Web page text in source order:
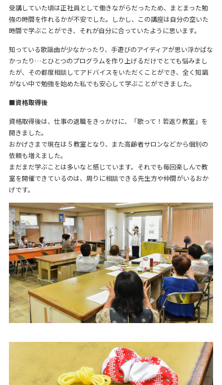
受講していた頃は正社員として働きながらだったため、まとまった勉
強の時間を作れるかが不安でした。しかし、この講座は自分の空いた
時間で学ぶことができ、それが自分に合っていたように思います。
知っている歌謡曲が少なかったり、手遊びのアイディアが思い浮かばな
かったり…とひとつのプログラムを作り上げるだけでとても悩みまし
たが、その都度相談してアドバイスをいただくことができ、全く知識
がない中で勉強を始めた私でも安心して学ぶことができました。
■資格取得後
資格取得後は、仕事の退職をきっかけに、「歌って！若返り教室」を
開きました。
おかげさまで現在は５教室となり、また高齢者サロンなどから個別の
依頼も増えました。
まだまだ学ぶことは多いなと感じています。それでも毎回楽しんで教
室を開催できているのは、周りに相談できる先生方や仲間がいるおか
げです。